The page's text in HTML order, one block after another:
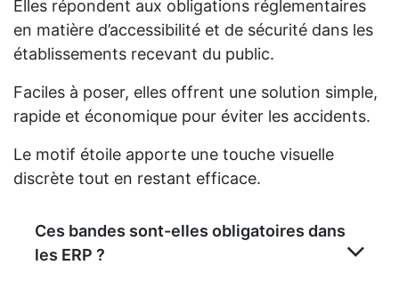
Elles répondent aux obligations réglementaires
en matière d’accessibilité et de sécurité dans les
établissements recevant du public.
Faciles à poser, elles offrent une solution simple,
rapide et économique pour éviter les accidents.
Le motif étoile apporte une touche visuelle
discrète tout en restant efficace.
Ces bandes sont-elles obligatoires dans
les ERP ?